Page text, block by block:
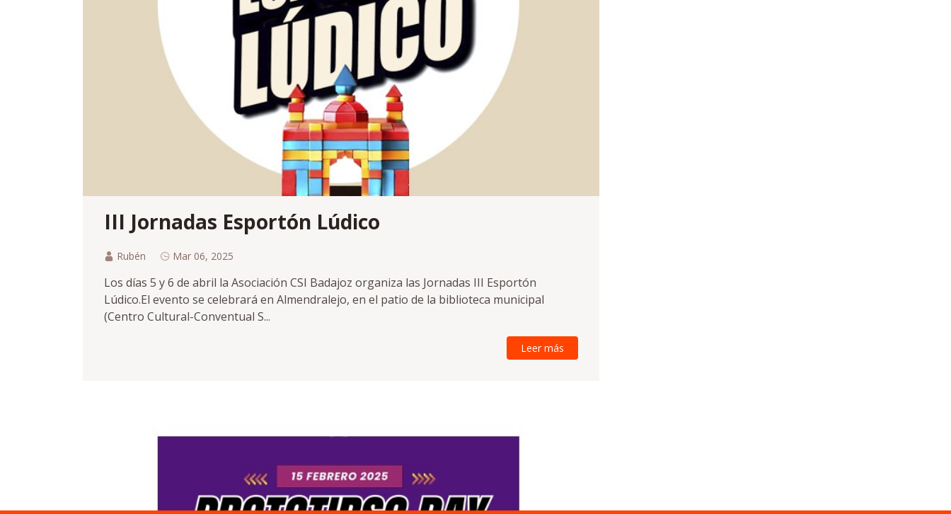
III Jornadas Esportón Lúdico
Rubén Mar 06, 2025
Los días 5 y 6 de abril la Asociación CSI Badajoz organiza las Jornadas III Esportón
Lúdico.El evento se celebrará en Almendralejo, en el patio de la biblioteca municipal
(Centro Cultural-Conventual S...
Leer más